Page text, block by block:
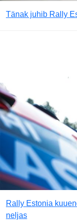
Tänak juhib Rally
Rally Estonia
neljas